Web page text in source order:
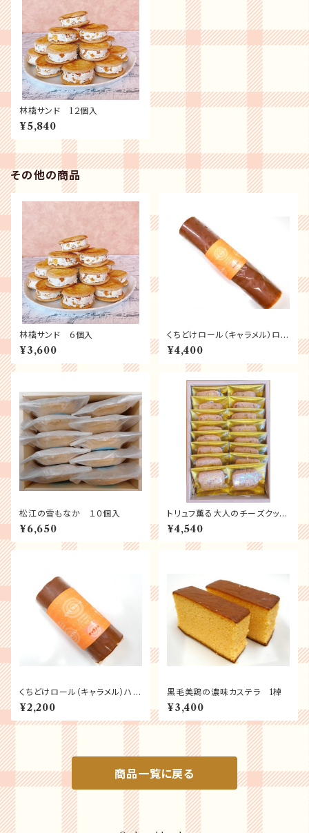
林檎サンド 1２個入
¥5,840
その他の商品
林檎サンド 6個入
¥3,600
くちどけロール（キャラメル）ロン
グサイズ
¥4,400
松江の雪もなか １０個入
¥6,650
トリュフ薫る大人のチーズクッキ
ー18個入
¥4,540
くちどけロール（キャラメル）ハー
フサイズ
¥2,200
黒毛美鶏の濃味カステラ 1棹
¥3,400
商品一覧に戻る